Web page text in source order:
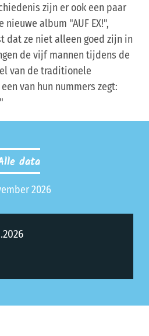
zijn er ook een paar
album "AUF EX!",
dat ze niet alleen goed zijn in
de vijf mannen tijdens de
van de traditionele
van hun nummers zegt:
data
2026